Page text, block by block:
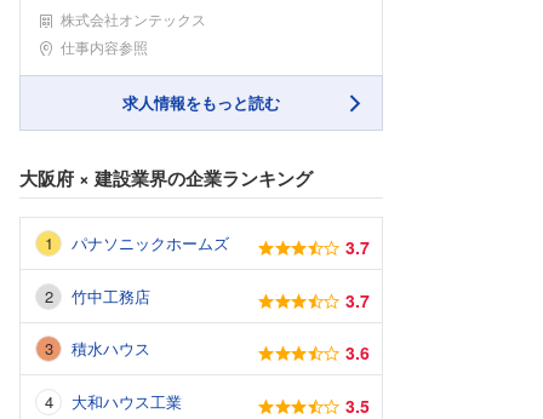
株式会社オンテックス
勤務地仕事内容参照
求人情報をもっと読む
大阪府 × 建設業界の企業ランキング
パナソニックホームズ 3.7
竹中工務店 3.7
積水ハウス 3.6
大和ハウス工業 3.5